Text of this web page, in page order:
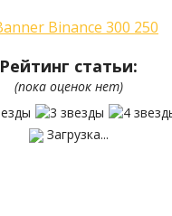
Рейтинг статьи:
(пока оценок нет)
Загрузка...